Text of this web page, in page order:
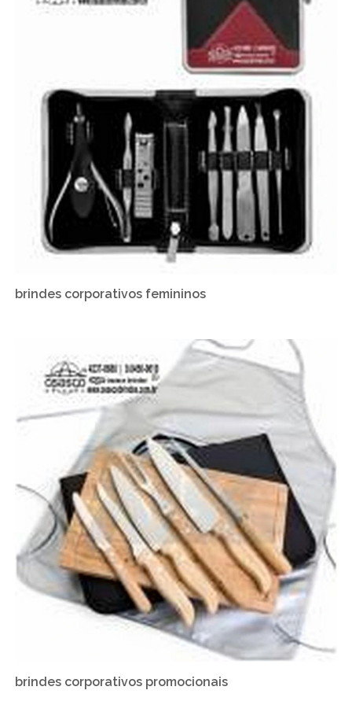
brindes corporativos femininos
brindes corporativos promocionais